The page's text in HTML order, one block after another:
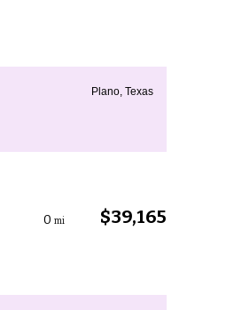
Plano, Texas
$39,165
0 mi